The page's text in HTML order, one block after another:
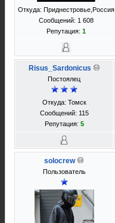
Откуда: Приднестровье,Россия
Сообщений: 1 608
Репутация: 1
Risus_Sardonicus
Постоялец
Откуда: Томск
Сообщений: 115
Репутация: 5
solocrew
Пользователь